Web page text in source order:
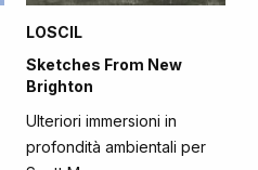
LOSCIL
Sketches From New
Brighton
Ulteriori immersioni in
profondità ambientali per